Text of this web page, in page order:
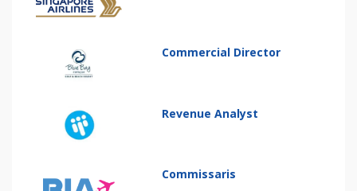
Commercial Director
Revenue Analyst
Commissaris